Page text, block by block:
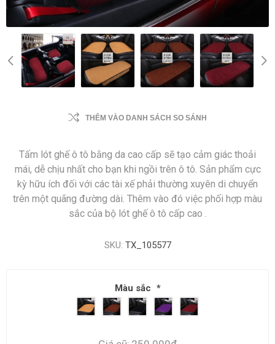
THÊM VÀO DANH SÁCH SO SÁNH
Tấm lót ghế ô tô bằng da cao cấp sẽ tạo cảm giác thoải
mái, dễ chịu nhất cho bạn khi ngồi trên ô tô. Sản phẩm cực
kỳ hữu ích đối với các tài xế phải thường xuyên di chuyển
trên một quãng đường dài. Thêm vào đó việc phối hợp màu
sắc của bộ lót ghế ô tô cấp cao .
SKU: TX_105577
Màu sắc *